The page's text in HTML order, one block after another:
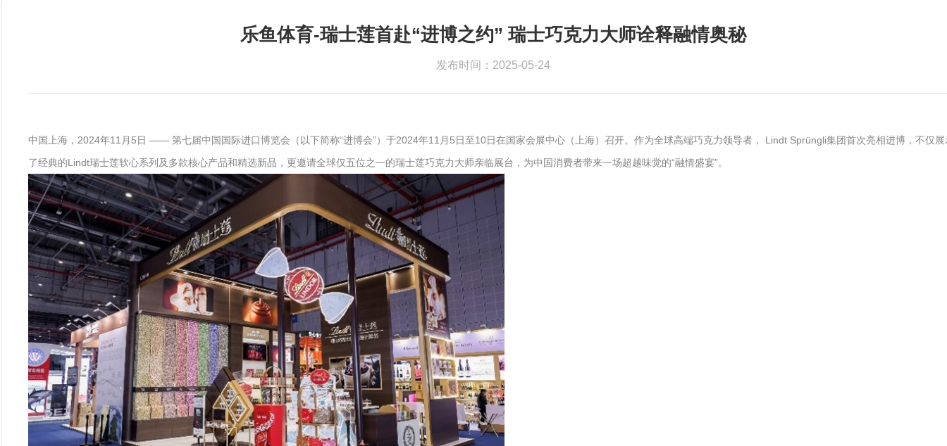
乐鱼体育-瑞士莲首赴“进博之约” 瑞士巧克力大师诠释融情奥秘
发布时间：2025-05-24
中国上海，2024年11月5日 —— 第七届中国国际进口博览会（以下简称“进博会”）于2024年11月5日至10日在国家会展中心（上海）召开。作为全球高端巧克力领导者， Lindt Sprüngli集团首次亮相进博，不仅展
了经典的Lindt瑞士莲软心系列及多款核心产品和精选新品，更邀请全球仅五位之一的瑞士莲巧克力大师亲临展台，为中国消费者带来一场超越味觉的“融情盛宴”。